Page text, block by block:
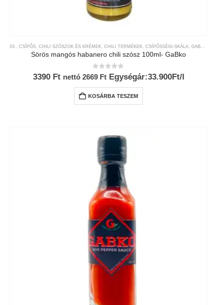
03., CSÍPŐS, CHILI SZÓSZOK ÉS KRÉMEK, CHILI TERMÉKEK, CSÍPŐSSÉGI-SKÁLA, GABKO
Sörös mangós habanero chili szósz 100ml- GaBko
0az 5-ből
3390 Ft nettó 2669 Ft Egységár:33.900Ft/l
KOSÁRBA TESZEM